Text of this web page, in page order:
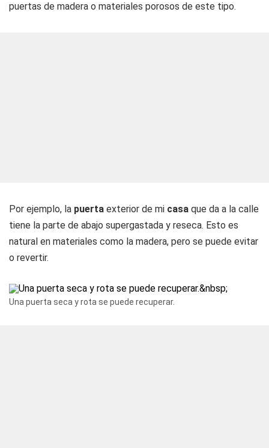
puertas de madera o materiales porosos de este tipo.
Por ejemplo, la puerta exterior de mi casa que da a la calle
tiene la parte de abajo supergastada y reseca. Esto es
natural en materiales como la madera, pero se puede evitar
o revertir.
Una puerta seca y rota se puede recuperar.